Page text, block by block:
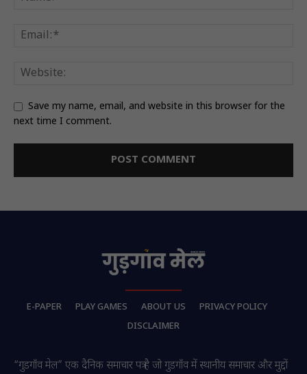
Save my name, email, and website in this browser for the
next time I comment.
E-PAPER PLAY GAMES ABOUT US
PRIVACY POLICY
DISCLAIMER
“गुडगाँव मेल” एक दैनिक समाचार पत्र है जो गुडगाँव में स्थानीय समाचार और मुद्दों